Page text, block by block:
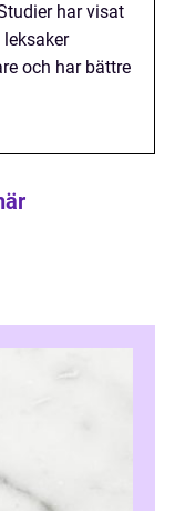
har visat
och har bättre